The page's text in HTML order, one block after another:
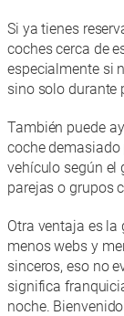
Si ya tienes
coches cerca de
especialmente si
sino solo durante
También puede
coche
vehículo según el
parejas o grupos
Otra ventaja es
menos webs y
sinceros, eso no
significa
noche.